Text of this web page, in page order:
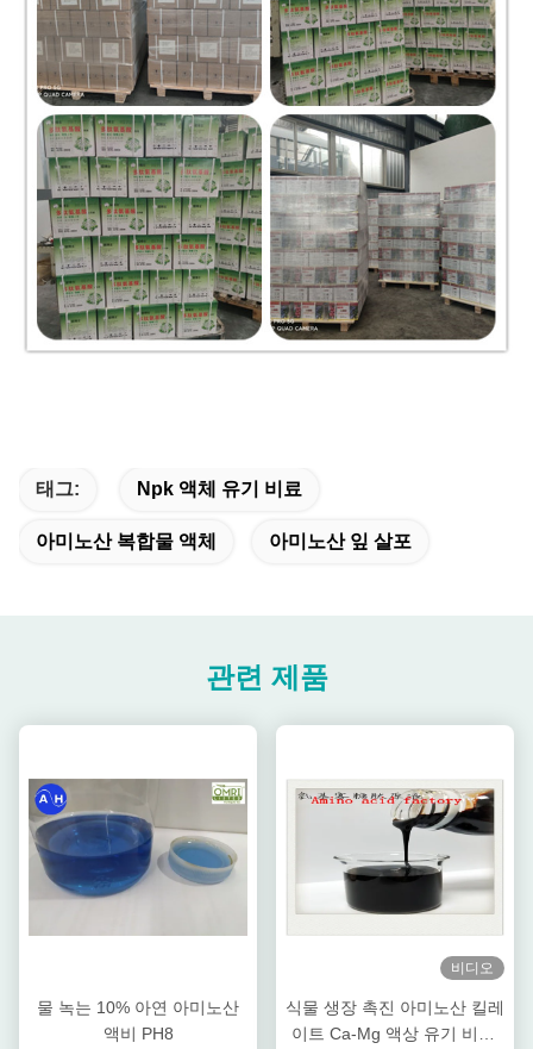
태그: Npk 액체 유기 비료
아미노산 복합물 액체 아미노산 잎 살포
관련 제품
물 녹는 10% 아연 아미노산
액비 PH8
비디오
식물 생장 촉진 아미노산 킬레
이트 Ca-Mg 액상 유기 비료,